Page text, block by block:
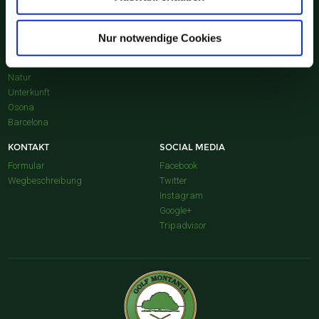
Nur notwendige Cookies
Natur
Unterkunft
Osona
Barcelona
WEITERE AUSKÜNFTE
KONTAKT
Formular
Wegbeschreibung
SOCIAL MEDIA
Facebook
Twitter
Instagram
Google+
Tripadvisor